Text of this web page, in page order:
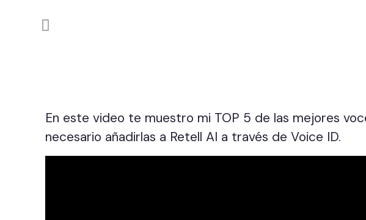
En este video te muestro mi TOP 5 de las mejores
necesario añadirlas a Retell AI a través de Voice ID.